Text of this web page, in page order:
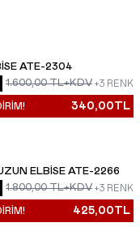
ATE-2304
1.600,00TL+KDV +3 RENK
340,00TL
ELBISE ATE-2266
1.800,00TL+KDV +3 RENK
425,00TL